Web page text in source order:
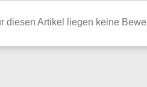
diesen Artikel liegen keine